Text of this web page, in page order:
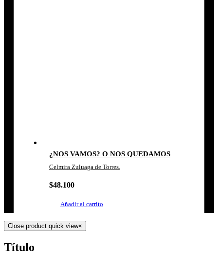
¿NOS VAMOS? O NOS QUEDAMOS
Celmira Zuluaga de Torres.
$48.100
Añadir al carrito
Close product quick view×
Título